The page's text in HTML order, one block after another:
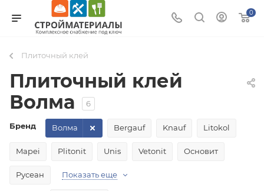
0
Плиточный клей
Плиточный клей
Волма
6
Бренд Bergauf Knauf Litokol
Mapei Plitonit Unis Vetonit
Волма
Основит
Русеан Показать еще